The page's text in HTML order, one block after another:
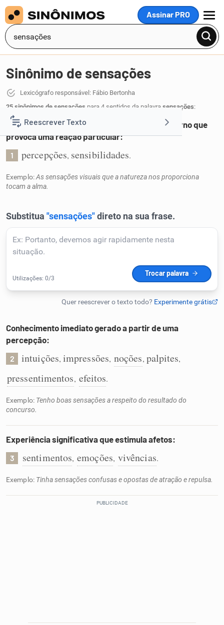
Assinar PRO
MENU
Reescrever Texto
Resumir Texto
Corrigir Texto
Humanizador de IA
Cata-letras
Caça-palavras
Dicionário
Sinônimo de sensações
Lexicógrafo responsável: Fábio Bertonha
25 sinônimos de sensações para 4 sentidos da palavra sensações:
Processo causado por estímulo interno ou externo que
provoca uma reação particular:
1 percepções, sensibilidades.
Exemplo:As sensações visuais que a natureza nos proporciona
tocam a alma.
Conhecimento imediato gerado a partir de uma
percepção:
2 intuições, impressões, noções, palpites,
pressentimentos, efeitos.
Exemplo: Tenho boas sensações a respeito do resultado do
concurso.
Experiência significativa que estimula afetos:
3 sentimentos, emoções, vivências.
Exemplo: Tinha sensações confusas e opostas de atração e repulsa.